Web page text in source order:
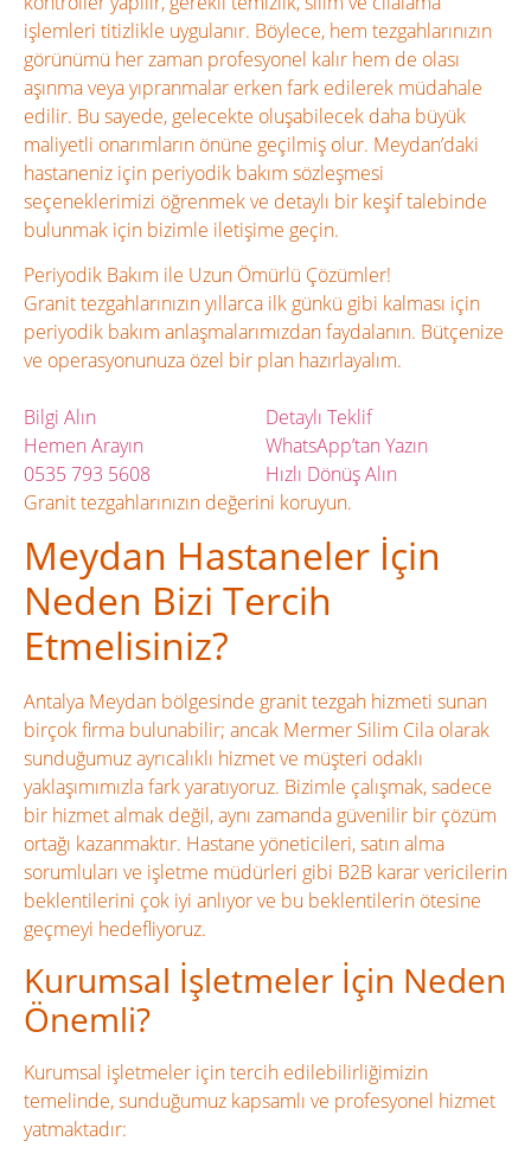
işlemleri titizlikle uygulanır. Böylece, hem tezgahlarınızın
görünümü her zaman profesyonel kalır hem de olası
aşınma veya yıpranmalar erken fark edilerek müdahale
edilir. Bu sayede, gelecekte oluşabilecek daha büyük
maliyetli onarımların önüne geçilmiş olur. Meydan’daki
hastaneniz için periyodik bakım sözleşmesi
seçeneklerimizi öğrenmek ve detaylı bir keşif talebinde
bulunmak için bizimle iletişime geçin.
Periyodik Bakım ile Uzun Ömürlü Çözümler!
Granit tezgahlarınızın yıllarca ilk günkü gibi kalması için
periyodik bakım anlaşmalarımızdan faydalanın. Bütçenize
ve operasyonunuza özel bir plan hazırlayalım.
Bilgi Alın
Hemen Arayın
0535 793 5608
Detaylı Teklif
WhatsApp’tan Yazın
Hızlı Dönüş Alın
Granit tezgahlarınızın değerini koruyun.
Meydan Hastaneler İçin
Neden Bizi Tercih
Etmelisiniz?
Antalya Meydan bölgesinde granit tezgah hizmeti sunan
birçok firma bulunabilir; ancak Mermer Silim Cila olarak
sunduğumuz ayrıcalıklı hizmet ve müşteri odaklı
yaklaşımımızla fark yaratıyoruz. Bizimle çalışmak, sadece
bir hizmet almak değil, aynı zamanda güvenilir bir çözüm
ortağı kazanmaktır. Hastane yöneticileri, satın alma
sorumluları ve işletme müdürleri gibi B2B karar vericilerin
beklentilerini çok iyi anlıyor ve bu beklentilerin ötesine
geçmeyi hedefliyoruz.
Kurumsal İşletmeler İçin Neden
Önemli?
Kurumsal işletmeler için tercih edilebilirliğimizin
temelinde, sunduğumuz kapsamlı ve profesyonel hizmet
yatmaktadır: